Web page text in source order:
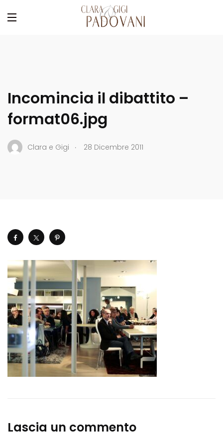
Incomincia il dibattito –
format06.jpg
Clara e Gigi . 28 Dicembre 2011
Lascia un commento